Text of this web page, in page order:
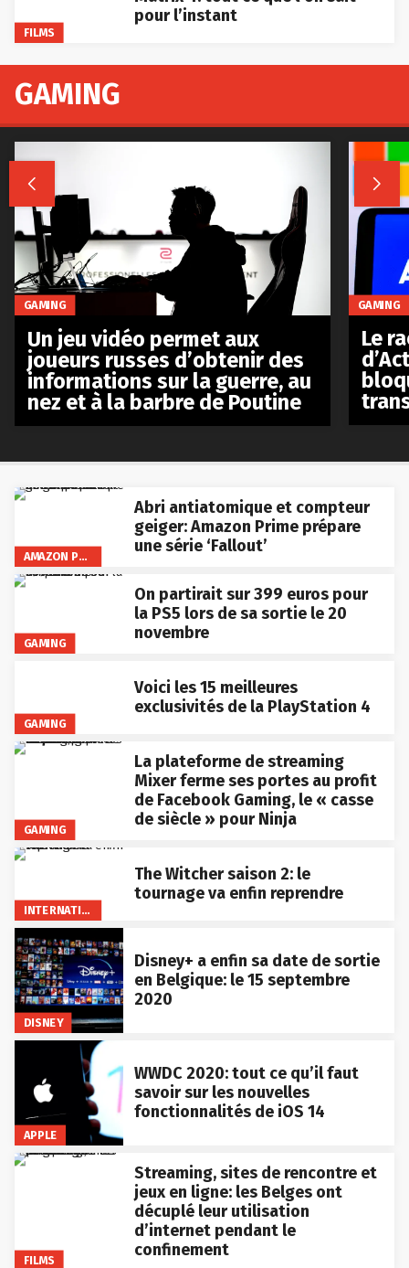
FILMS
pour l’instant
AMAZON PRIME VIDEO
Abri antiatomique et compteur
geiger: Amazon Prime prépare
une série ‘Fallout’
GAMING
On partirait sur 399 euros pour
la PS5 lors de sa sortie le 20
novembre
GAMING
Voici les 15 meilleures
exclusivités de la PlayStation 4
GAMING
La plateforme de streaming
Mixer ferme ses portes au profit
de Facebook Gaming, le « casse
de siècle » pour Ninja
INTERNATIONAL
The Witcher saison 2: le
tournage va enfin reprendre
DISNEY
Disney+ a enfin sa date de sortie
en Belgique: le 15 septembre
2020
APPLE
WWDC 2020: tout ce qu’il faut
savoir sur les nouvelles
fonctionnalités de iOS 14
FILMS
Streaming, sites de rencontre et
jeux en ligne: les Belges ont
décuplé leur utilisation
d’internet pendant le
confinement
GAMING
 
GAMING
Un jeu vidéo permet aux
joueurs russes d’obtenir des
informations sur la guerre, au
nez et à la barbre de Poutine
GAMING
Le